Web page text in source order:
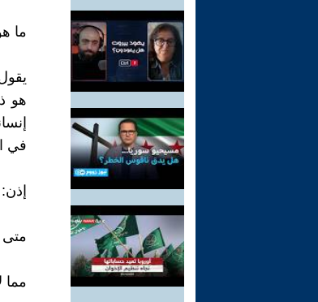
ما
هو
في
متى
مما